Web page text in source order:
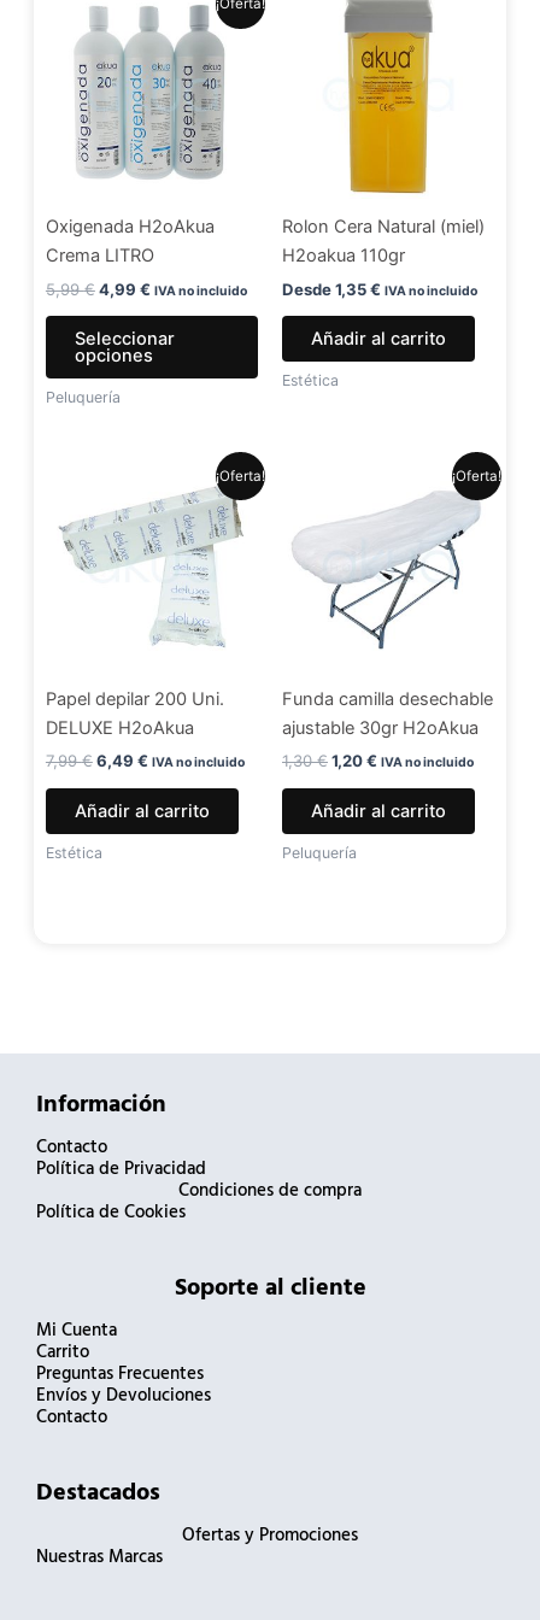
Oxigenada H2oAkua
Crema LITRO
5,99€
original
era:
5,99 €.
4,99 €
precio
actual
4,99 €.
IVA no incluido
Seleccionar
opciones
producto
pueden
elegir
la
página
de
Peluquería
Rolon Cera Natural (miel)
H2oakua 110gr
Desde1,35€ IVA no incluido
Añadir al carrito
Estética
¡Oferta!
Papel depilar 200 Uni.
DELUXE H2oAkua
7,99€
original
era:
7,99 €.
6,49 €
precio
actual
es:
6,49 €.
IVA no incluido
Añadir al carrito
Estética
¡Oferta!
Funda camilla desechable
ajustable 30gr H2oAkua
1,30€
original
era:
1,20€
actual
1,20 €.
IVA no incluido
Añadir al carrito
Peluquería
Información
Contacto
Política de Privacidad
Condiciones de compra
Política de Cookies
Soporte al cliente
Mi Cuenta
Carrito
Preguntas Frecuentes
Envíos y Devoluciones
Contacto
Destacados
Ofertas y Promociones
Nuestras Marcas